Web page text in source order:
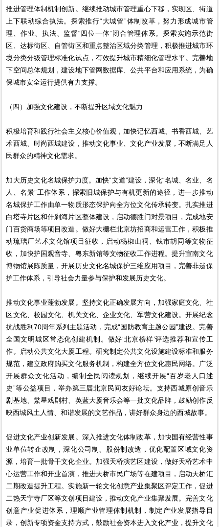
推进管理体制机制创新。继续推动城市管理重心下移，实现区、街道
上下联动综合执法。探索推行“大城管”体制改革，努力形成城市管
理、作业、执法、监督“四位一体”闭合管理体系。探索实施示范街
区、达标街区、自管街区和重点整治区域分类管理，积极推进城市环
境分类分级管理标准化试点，有效提升城市精细化管理水平。完善地
下空间总体规划，建设地下管网数据库、公共平台和应用系统，为确
保城市安全运行提供有力支撑。
（四）加强文化建设，不断提升区域文化魅力
积极培育和践行社会主义核心价值观，加快记忆西城、书香西城、艺
术西城、时尚西城建设，推动文化事业、文化产业发展，不断满足人
民群众的精神文化需求。
加大历史文化名城保护力度。加快“文道”建设，深化“名城、名业、名
人、名景”工作体系，探索旧城保护与有机更新的途径，进一步推动
名城保护工作由单一物质形态保护向全方位文化传承转变。扎实推进
白塔寺片区和什刹海片区整体建设，启动德胜门对景项目，完成地安
门百货商场等项目改造。做好大栅栏北京坊招商和运营工作，积极推
动琉璃厂艺术文化馆项目征收，启动杨椒山祠、钱市胡同等文物征
收，加快护国观音寺、粤东新馆等文物征收工作进程。提升宣南文化
博物馆展陈质量，开展历史文化名城保护三维应用项目，完善非遗保
护工作体系，引导社会力量参与保护和发展历史文化。
推动文化事业蓬勃发展。坚持文化正确发展方向，加强家庭文化、社
区文化、校园文化、机关文化、企业文化、军营文化建设。开展纪念
抗战胜利70周年系列主题活动，完成“国防教育主题公园”建设。完善
全国文明城区常态化创建机制。做好‘北京榜样’评选推荐和宣传工
作。启动公共文化大厦工程。研究制定公共文化设施建设标准和服务
规范，建立政府购买文化服务机制，构建全方位文化惠民网络。广泛
开展群众文化活动，编制全民阅读规划，继续开展“百岁老人口述
史”等公益项目，举办第三届北京民间友好论坛。支持西城原创音乐
剧基地、繁星戏剧村、英蓝大厦音乐会等一批文化品牌，鼓励创作反
映西城风土人情、和谐发展的文艺作品，讲好群众身边的西城故事。
促进文化产业创新发展。深入推进文化体制改革，加快国有经营性事
业单位转企改制，深化公司制、股份制改造，优化配置区域文化资
源，培育一批骨干文化企业。加强天桥演艺区建设，做好天桥艺术中
心运营工作和开业首演，推进天桥市民广场等在建项目，启动天桥汇
二期改造提升工程。实施新一轮文化创意产业集聚区评定工作，促进
二热天宁寺厂区等文创项目建设，推动文化产业集聚发展。完善文化
创意产业促进体系，理顺产业管理体制机制，制定产业发展指导目
录，创新专项资金支持方式，鼓励社会资本进入文化产业，提升文化